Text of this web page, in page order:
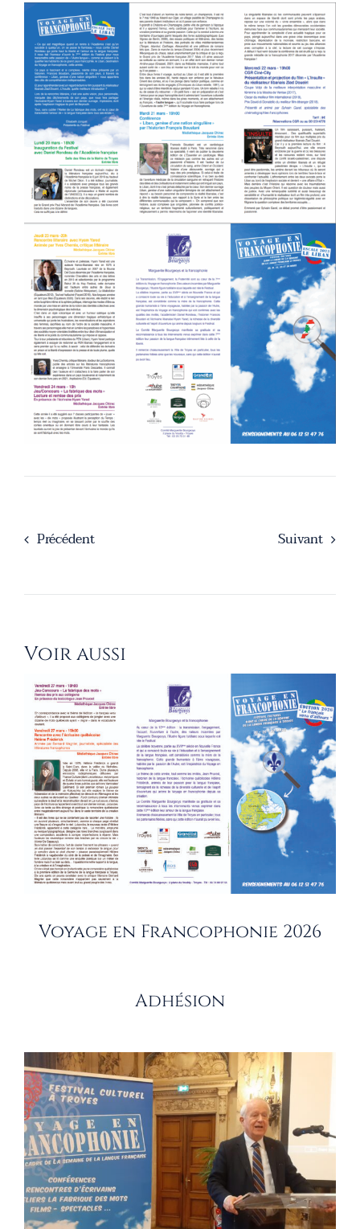
Précédent Suivant
Voir aussi
Voyage en Francophonie 2026
Adhésion